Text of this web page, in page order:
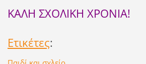
ΚΑΛΗ ΣΧΟΛΙΚΗ ΧΡΟΝΙΑ!
Ετικέτες: